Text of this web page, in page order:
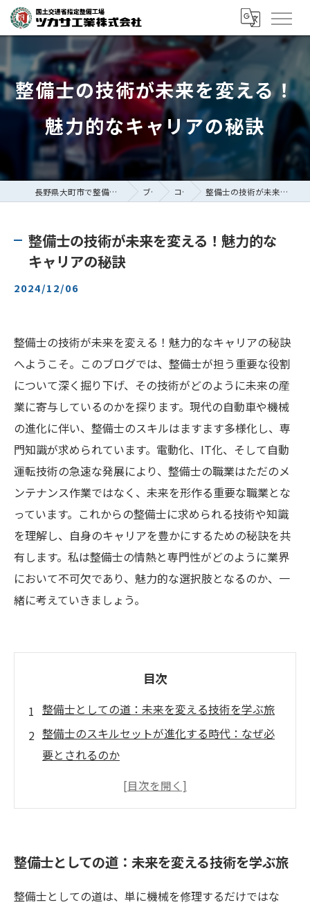
整備士の技術が未来を変える！
魅力的なキャリアの秘訣
長野県大町市で整備士の求人ならツカサ工業株式会社 ブログ コラム 整備士の技術が未来を変える！魅力的なキャリアの秘訣
整備士の技術が未来を変える！魅力的な
キャリアの秘訣
2024/12/06
整備士の技術が未来を変える！魅力的なキャリアの秘訣
へようこそ。このブログでは、整備士が担う重要な役割
について深く掘り下げ、その技術がどのように未来の産
業に寄与しているのかを探ります。現代の自動車や機械
の進化に伴い、整備士のスキルはますます多様化し、専
門知識が求められています。電動化、IT化、そして自動
運転技術の急速な発展により、整備士の職業はただのメ
ンテナンス作業ではなく、未来を形作る重要な職業とな
っています。これからの整備士に求められる技術や知識
を理解し、自身のキャリアを豊かにするための秘訣を共
有します。私は整備士の情熱と専門性がどのように業界
において不可欠であり、魅力的な選択肢となるのか、一
緒に考えていきましょう。
目次
整備士としての道：未来を変える技術を学ぶ旅
整備士のスキルセットが進化する時代：なぜ必
要とされるのか
電動化と自動運転：整備士の役割がどう変わる
整備士の情熱と専門性：未来のキャリアを築く
秘訣
整備士としての道：未来を変える技術を学ぶ旅
整備士としての道は、単に機械を修理するだけではな